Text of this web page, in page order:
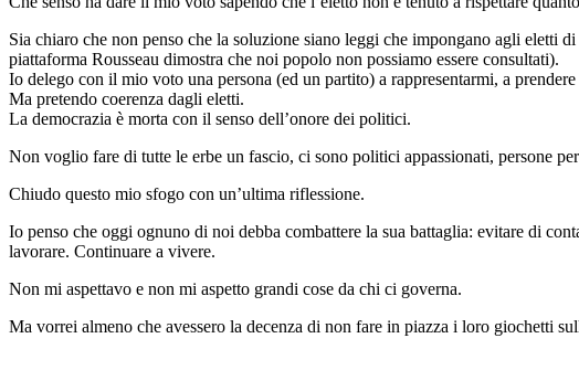
Sia chiaro che non penso che la soluzione siano leggi che impongano agli eletti
piattaforma Rousseau dimostra che noi popolo non possiamo essere consultati).
Io delego con il mio voto una persona (ed un partito) a rappresentarmi, a
Ma pretendo coerenza dagli eletti.
La democrazia è morta con il senso dell’onore dei politici.
Non voglio fare di tutte le erbe un fascio, ci sono politici appassionati, persone
Chiudo questo mio sfogo con un’ultima riflessione.
Io penso che oggi ognuno di noi debba combattere la sua battaglia: evitare di
lavorare. Continuare a vivere.
Non mi aspettavo e non mi aspetto grandi cose da chi ci governa.
Ma vorrei almeno che avessero la decenza di non fare in piazza i loro giochetti